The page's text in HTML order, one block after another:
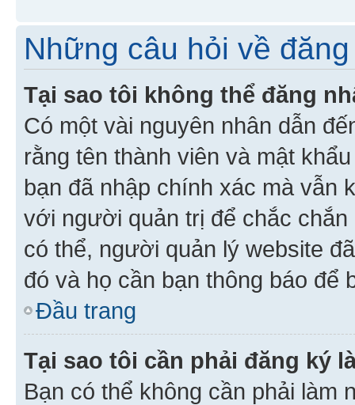
Những câu hỏi về
Tại sao tôi không thể đăng
Có một vài nguyên nhân dẫn
rằng tên thành viên và mật
bạn đã nhập chính xác mà vẫn
với người quản trị để chắc
có thể, người quản lý website
đó và họ cần bạn thông báo để
Đầu trang
Tại sao tôi cần phải đăng ký
Bạn có thể không cần phải làm